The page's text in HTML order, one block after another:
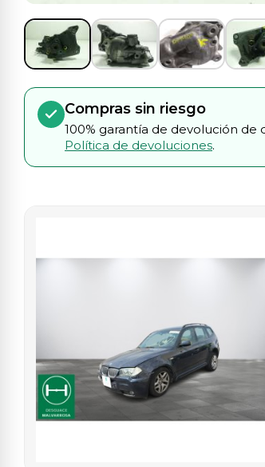
Compras sin riesgo
100% garantía de devolución de
Política de devoluciones.